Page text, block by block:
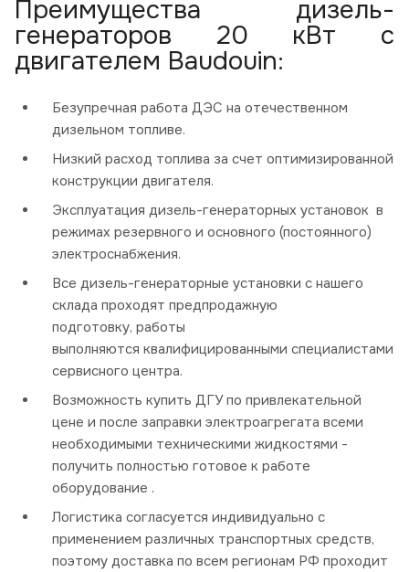
Преимущества дизель-
генераторов 20 кВт с
двигателем Baudouin:
Безупречная работа ДЭС на отечественном
дизельном топливе.
Низкий расход топлива за счет оптимизированной
конструкции двигателя.
Эксплуатация дизель-генераторных установок в
режимах резервного и основного (постоянного)
электроснабжения.
Все дизель-генераторные установки с нашего
склада проходят предпродажную
подготовку, работы
выполняются квалифицированными специалистами
сервисного центра.
Возможность купить ДГУ по привлекательной
цене и после заправки электроагрегата всеми
необходимыми техническими жидкостями -
получить полностью готовое к работе
оборудование .
Логистика согласуется индивидуально с
применением различных транспортных средств,
поэтому доставка по всем регионам РФ проходит